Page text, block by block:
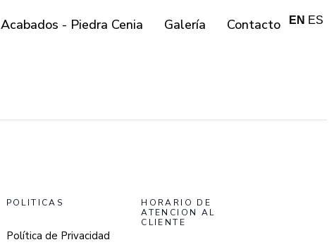
Acabados - Piedra Cenia Galería Contacto
POLITICAS
Política de Privacidad
HORARIO DE
ATENCION AL
CLIENTE
EN ES